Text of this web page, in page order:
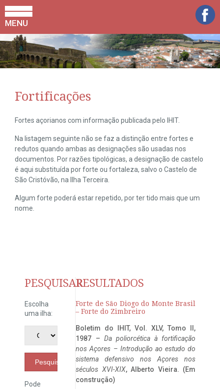
MENU
Fortificações
Fortes açorianos com informação publicada pelo IHIT.
Na listagem seguinte não se faz a distinção entre fortes e
redutos quando ambas as designações são usadas nos
documentos. Por razões tipológicas, a designação de castelo
é aqui substituída por forte ou fortaleza, salvo o Castelo de
São Cristóvão, na Ilha Terceira.
Algum forte poderá estar repetido, por ter tido mais que um
nome.
PESQUISAR
Escolha
uma ilha:
Pesquisar
Pode
RESULTADOS
Forte de São Diogo do Monte Brasil
– Forte do Zimbreiro
Boletim do IHIT, Vol. XLV, Tomo II,
1987 – Da poliorcética à fortificação
nos Açores – Introdução ao estudo do
sistema defensivo nos Açores nos
séculos XVI-XIX, Alberto Vieira. (Em
construção)